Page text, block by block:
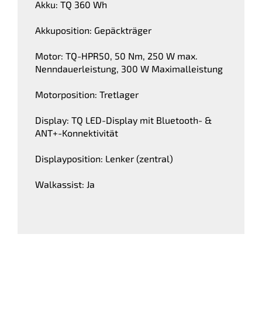
Akku: TQ 360 Wh
Akkuposition: Gepäckträger
Motor: TQ-HPR50, 50 Nm, 250 W max.
Nenndauerleistung, 300 W Maximalleistung
Motorposition: Tretlager
Display: TQ LED-Display mit Bluetooth- &
ANT+-Konnektivität
Displayposition: Lenker (zentral)
Walkassist: Ja